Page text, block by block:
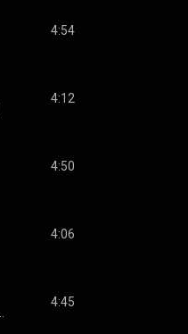
4:54
4:12
4:50
4:06
4:45